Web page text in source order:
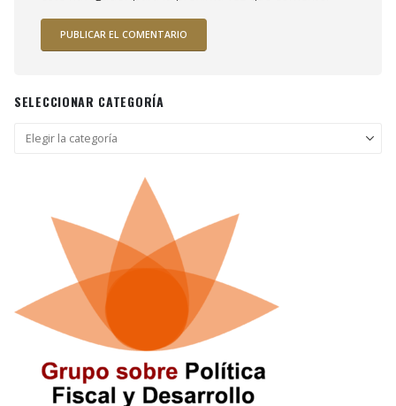
SELECCIONAR CATEGORÍA
Seleccionar
categoría